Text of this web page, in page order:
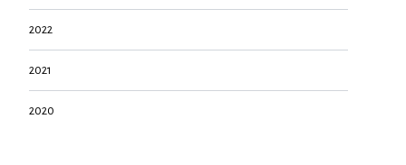
2022
2021
2020